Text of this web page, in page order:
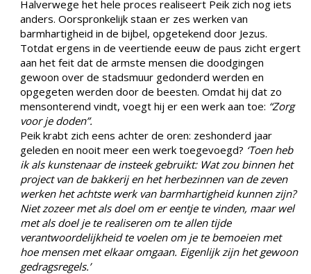
Halverwege het hele proces realiseert Peik zich nog iets
anders. Oorspronkelijk staan er zes werken van
barmhartigheid in de bijbel, opgetekend door Jezus.
Totdat ergens in de veertiende eeuw de paus zicht ergert
aan het feit dat de armste mensen die doodgingen
gewoon over de stadsmuur gedonderd werden en
opgegeten werden door de beesten. Omdat hij dat zo
mensonterend vindt, voegt hij er een werk aan toe: “Zorg
voor je doden”.
Peik krabt zich eens achter de oren: zeshonderd jaar
geleden en nooit meer een werk toegevoegd? ‘Toen heb
ik als kunstenaar de insteek gebruikt: Wat zou binnen het
project van de bakkerij en het herbezinnen van de zeven
werken het achtste werk van barmhartigheid kunnen zijn?
Niet zozeer met als doel om er eentje te vinden, maar wel
met als doel je te realiseren om te allen tijde
verantwoordelijkheid te voelen om je te bemoeien met
hoe mensen met elkaar omgaan. Eigenlijk zijn het gewoon
gedragsregels.’